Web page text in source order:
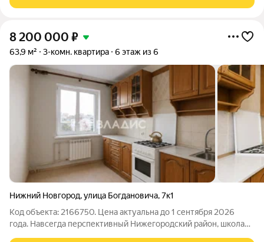
8 200 000 ₽
63,9 м² 3-комн. квартира 6 этаж из 6
Нижний Новгород,улица Богдановича,7к1
Код объекта: 2166750. Цена актуальна до 1 сентября 2026
года. Навсегда перспективный Нижегородский район, школа